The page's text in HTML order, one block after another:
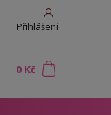
Přihlášení
0 Kč